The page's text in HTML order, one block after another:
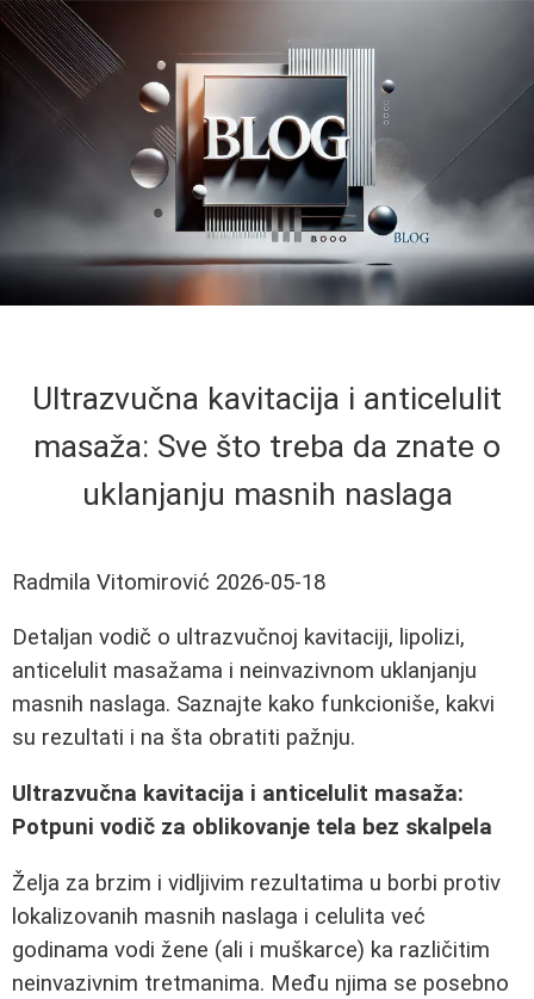
Ultrazvučna kavitacija i anticelulit
masaža: Sve što treba da znate o
uklanjanju masnih naslaga
Radmila Vitomirović 2026-05-18
Detaljan vodič o ultrazvučnoj kavitaciji, lipolizi,
anticelulit masažama i neinvazivnom uklanjanju
masnih naslaga. Saznajte kako funkcioniše, kakvi
su rezultati i na šta obratiti pažnju.
Ultrazvučna kavitacija i anticelulit masaža:
Potpuni vodič za oblikovanje tela bez skalpela
Želja za brzim i vidljivim rezultatima u borbi protiv
lokalizovanih masnih naslaga i celulita već
godinama vodi žene (ali i muškarce) ka različitim
neinvazivnim tretmanima. Među njima se posebno